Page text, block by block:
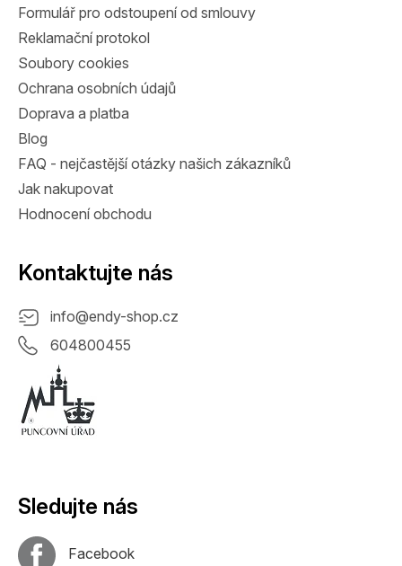
Formulář pro odstoupení od smlouvy
Reklamační protokol
Soubory cookies
Ochrana osobních údajů
Doprava a platba
Blog
FAQ - nejčastější otázky našich zákazníků
Jak nakupovat
Hodnocení obchodu
Kontaktujte nás
info@endy-shop.cz
604800455
Sledujte nás
Facebook